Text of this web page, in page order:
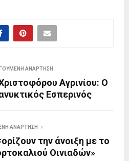
ΑΝΆΡΤΗΣΗ
Αγρινίου: Ο
Εσπερινός
ΑΝΆΡΤΗΣΗ
την άνοιξη με το
Οινιαδών»